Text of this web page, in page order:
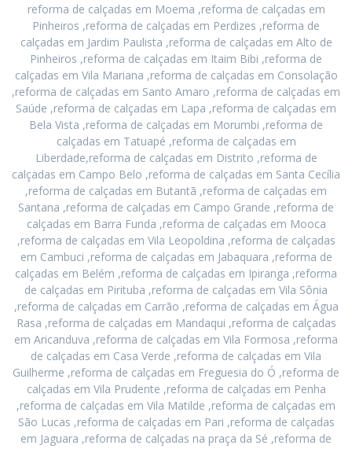
reforma de calçadas em Moema ,reforma de calçadas em
Pinheiros ,reforma de calçadas em Perdizes ,reforma de
calçadas em Jardim Paulista ,reforma de calçadas em Alto de
Pinheiros ,reforma de calçadas em Itaim Bibi ,reforma de
calçadas em Vila Mariana ,reforma de calçadas em Consolação
,reforma de calçadas em Santo Amaro ,reforma de calçadas em
Saúde ,reforma de calçadas em Lapa ,reforma de calçadas em
Bela Vista ,reforma de calçadas em Morumbi ,reforma de
calçadas em Tatuapé ,reforma de calçadas em
Liberdade,reforma de calçadas em Distrito ,reforma de
calçadas em Campo Belo ,reforma de calçadas em Santa Cecília
,reforma de calçadas em Butantã ,reforma de calçadas em
Santana ,reforma de calçadas em Campo Grande ,reforma de
calçadas em Barra Funda ,reforma de calçadas em Mooca
,reforma de calçadas em Vila Leopoldina ,reforma de calçadas
em Cambuci ,reforma de calçadas em Jabaquara ,reforma de
calçadas em Belém ,reforma de calçadas em Ipiranga ,reforma
de calçadas em Pirituba ,reforma de calçadas em Vila Sônia
,reforma de calçadas em Carrão ,reforma de calçadas em Água
Rasa ,reforma de calçadas em Mandaqui ,reforma de calçadas
em Aricanduva ,reforma de calçadas em Vila Formosa ,reforma
de calçadas em Casa Verde ,reforma de calçadas em Vila
Guilherme ,reforma de calçadas em Freguesia do Ó ,reforma de
calçadas em Vila Prudente ,reforma de calçadas em Penha
,reforma de calçadas em Vila Matilde ,reforma de calçadas em
São Lucas ,reforma de calçadas em Pari ,reforma de calçadas
em Jaguara ,reforma de calçadas na praça da Sé ,reforma de